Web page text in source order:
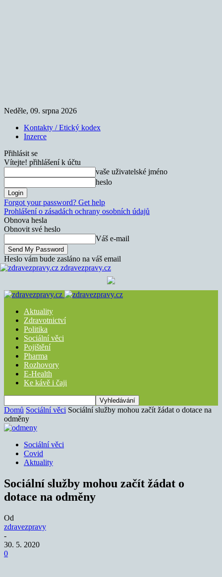
Neděle, 09. srpna 2026
Kontakty / Etický kodex
Inzerce
Přihlásit se
Vítejte! přihlášení k účtu
vaše uživatelské jméno
heslo
Forgot your password? Get help
Prohlášení o zásadách ochrany osobních údajů
Obnova hesla
Obnovit své heslo
Váš e-mail
Heslo vám bude zasláno na váš email
zdravezpravy.cz
Aktuality
Zdravotnictví
Politika
Sociální věci
Pojištění
Pharma
Rozhovory
E-Health
Ke kávě i čaji
Domů Sociální věci Sociální služby mohou začít žádat o dotace na
odměny
Sociální věci
Covid
Aktuality
Sociální služby mohou začít žádat o
dotace na odměny
Od
zdravezpravy
-
30. 5. 2020
0